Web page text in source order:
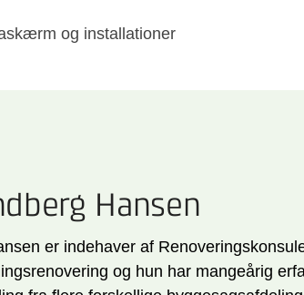
og installationer
Hansen
er indehaver af
og hun har mangeårig